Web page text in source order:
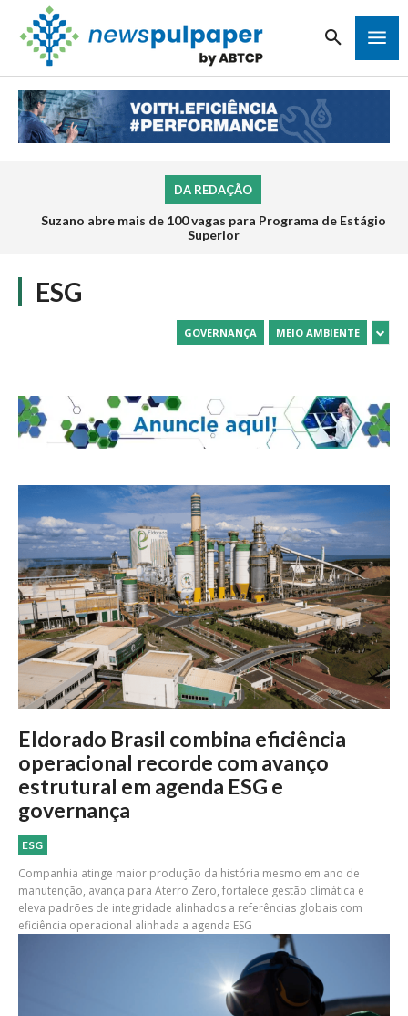
DA REDAÇÃO
Suzano abre mais de 100 vagas para Programa de Estágio
Superior
Inscrições para o Programa de Estágio 2026 da Veracel
abrem na próxima semana
ESG
GOVERNANÇA MEIO AMBIENTE
Eldorado Brasil combina eficiência
operacional recorde com avanço
estrutural em agenda ESG e
governança
ESG
Companhia atinge maior produção da história mesmo em ano de
manutenção, avança para Aterro Zero, fortalece gestão climática e
eleva padrões de integridade alinhados a referências globais com
eficiência operacional alinhada a agenda ESG